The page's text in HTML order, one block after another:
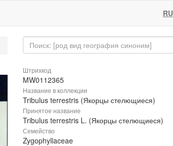
RU
Штрихкод
MW0112365
Название в коллекции
Tribulus terrestris (Якорцы стелющиеся)
Принятое название
Tribulus terrestris L. (Якорцы стелющиеся)
Семейство
Zygophyllaceae